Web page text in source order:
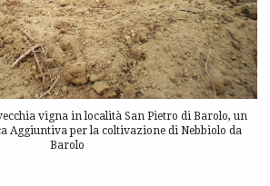
vigna in località San Pietro di Barolo, un
Aggiuntiva per la coltivazione di Nebbiolo da
Barolo